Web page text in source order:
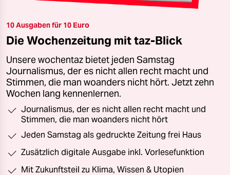
10 Ausgaben für 10 Euro
Die Wochenzeitung mit taz-Blick
Unsere wochentaz bietet jeden Samstag
Journalismus, der es nicht allen recht macht und
Stimmen, die man woanders nicht hört. Jetzt zehn
Wochen lang kennenlernen.
Journalismus, der es nicht allen recht macht und
Stimmen, die man woanders nicht hört
Jeden Samstag als gedruckte Zeitung frei Haus
Zusätzlich digitale Ausgabe inkl. Vorlesefunktion
Mit Zukunftsteil zu Klima, Wissen & Utopien